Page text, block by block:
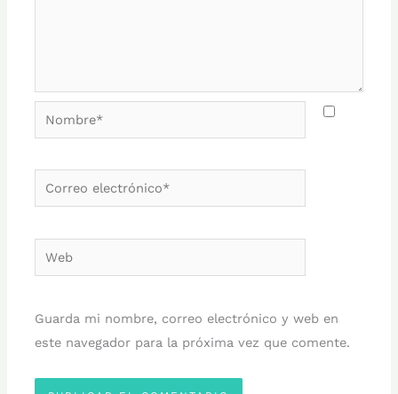
Nombre*
Correo
electrónico*
Web
Guarda mi nombre, correo electrónico y web en
este navegador para la próxima vez que comente.